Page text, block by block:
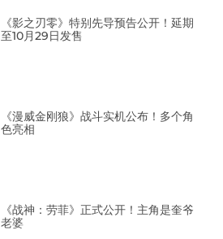
《影之刃零》特别先导预告公开！延期
至10月29日发售
《漫威金刚狼》战斗实机公布！多个角
色亮相
《战神：劳菲》正式公开！主角是奎爷
老婆